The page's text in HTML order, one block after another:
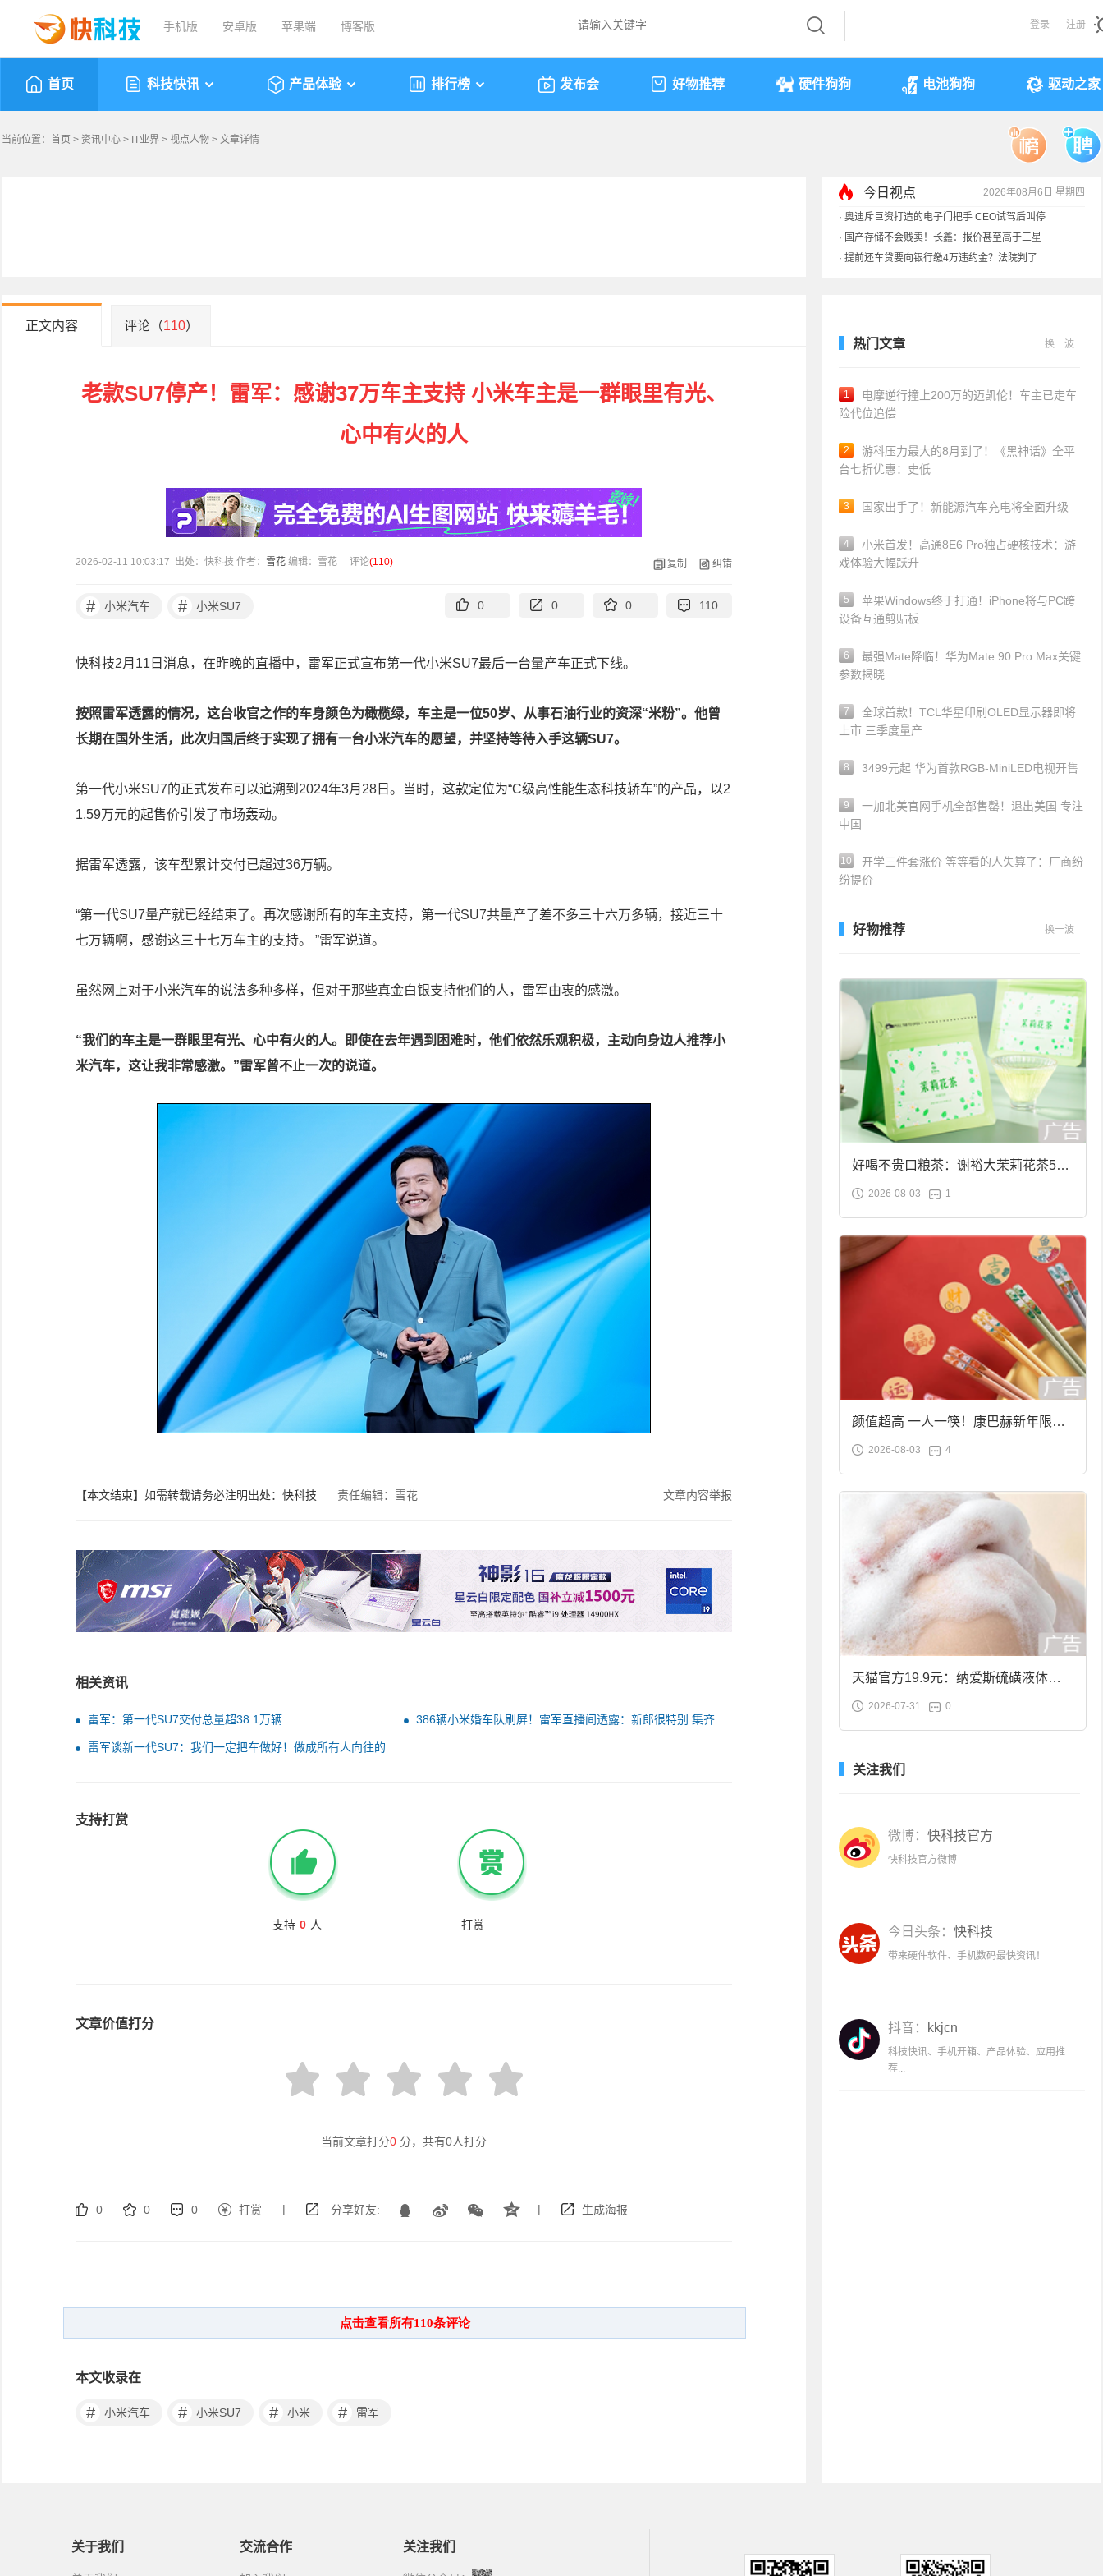
手机版 安卓版 苹果端 博客版 登录 注册
首页 科技快讯 产品体验 排行榜 发布会 好物推荐 硬件狗狗 电池狗狗 驱动之家
当前位置： 首页 > 资讯中心 > IT业界 > 视点人物 > 文章详情
今日视点 2026年08月6日 星期四
· 奥迪斥巨资打造的电子门把手 CEO试驾后叫停
· 国产存储不会贱卖！长鑫：报价甚至高于三星
· 提前还车贷要向银行缴4万违约金？法院判了
正文内容 评论（110）
老款SU7停产！雷军：感谢37万车主支持 小米车主是一群眼里有光、
心中有火的人
2026-02-11 10:03:17 出处：快科技 作者： 雪花 编辑：雪花 评论(110) 复制 纠错
# 小米汽车 # 小米SU7 0 0 0 110
快科技2月11日消息，在昨晚的直播中，雷军正式宣布第一代小米SU7最后一台量产车正式下线。
按照雷军透露的情况，这台收官之作的车身颜色为橄榄绿，车主是一位50岁、从事石油行业的资深“米粉”。他曾
长期在国外生活，此次归国后终于实现了拥有一台小米汽车的愿望，并坚持等待入手这辆SU7。
第一代小米SU7的正式发布可以追溯到2024年3月28日。当时，这款定位为“C级高性能生态科技轿车”的产品，以2
1.59万元的起售价引发了市场轰动。
据雷军透露，该车型累计交付已超过36万辆。
“第一代SU7量产就已经结束了。再次感谢所有的车主支持，第一代SU7共量产了差不多三十六万多辆，接近三十
七万辆啊，感谢这三十七万车主的支持。 ”雷军说道。
虽然网上对于小米汽车的说法多种多样，但对于那些真金白银支持他们的人，雷军由衷的感激。
“我们的车主是一群眼里有光、心中有火的人。即使在去年遇到困难时，他们依然乐观积极，主动向身边人推荐小
米汽车，这让我非常感激。”雷军曾不止一次的说道。
【本文结束】如需转载请务必注明出处：快科技 责任编辑：雪花 文章内容举报
相关资讯
雷军：第一代SU7交付总量超38.1万辆
386辆小米婚车队刷屏！雷军直播间透露：新郎很特别 集齐
雷军谈新一代SU7：我们一定把车做好！做成所有人向往的
支持打赏
支持 0 人 打赏
文章价值打分
当前文章打分0 分，共有0人打分
0 0 0 打赏 | 分享好友: | 生成海报
本文收录在
# 小米汽车 # 小米SU7 # 小米 # 雷军
热门文章 换一波
1
电摩逆行撞上200万的迈凯伦！车主已走车
险代位追偿
2
游科压力最大的8月到了！《黑神话》全平
台七折优惠：史低
3 国家出手了！新能源汽车充电将全面升级
4
小米首发！高通8E6 Pro独占硬核技术：游
戏体验大幅跃升
5
苹果Windows终于打通！iPhone将与PC跨
设备互通剪贴板
6
最强Mate降临！华为Mate 90 Pro Max关键
参数揭晓
7
全球首款！TCL华星印刷OLED显示器即将
上市 三季度量产
8 3499元起 华为首款RGB-MiniLED电视开售
9
一加北美官网手机全部售罄！退出美国 专注
中国
10
开学三件套涨价 等等看的人失算了：厂商纷
纷提价
好物推荐 换一波
好喝不贵口粮茶：谢裕大茉莉花茶50g
袋装9.9元到手
2026-08-03 1
颜值超高 一人一筷！康巴赫新年限定
合金筷子大促：19.9元
2026-08-03 4
天猫官方19.9元：纳爱斯硫磺液体香
皂2斤大促
2026-07-31 0
关注我们
微博： 快科技官方
快科技官方微博
今日头条： 快科技
带来硬件软件、手机数码最快资讯！
抖音： kkjcn
科技快讯、手机开箱、产品体验、应用推
荐...
关于我们 交流合作 关注我们